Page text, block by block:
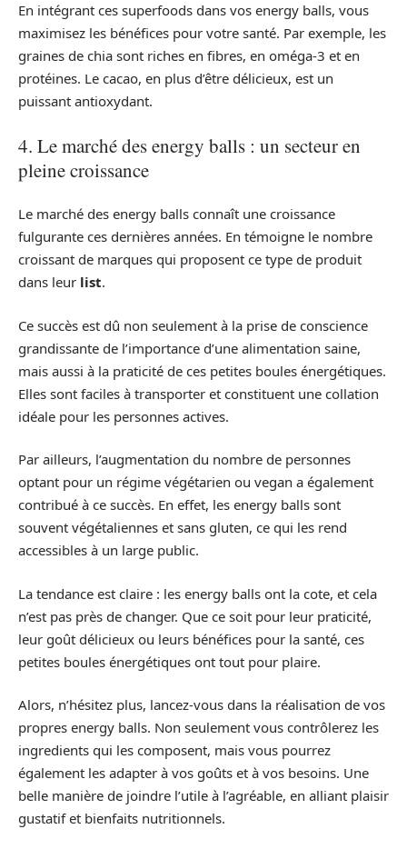
En intégrant ces superfoods dans vos energy balls, vous
maximisez les bénéfices pour votre santé. Par exemple, les
graines de chia sont riches en fibres, en oméga-3 et en
protéines. Le cacao, en plus d’être délicieux, est un
puissant antioxydant.
4. Le marché des energy balls : un secteur en
pleine croissance
Le marché des energy balls connaît une croissance
fulgurante ces dernières années. En témoigne le nombre
croissant de marques qui proposent ce type de produit
dans leur list.
Ce succès est dû non seulement à la prise de conscience
grandissante de l’importance d’une alimentation saine,
mais aussi à la praticité de ces petites boules énergétiques.
Elles sont faciles à transporter et constituent une collation
idéale pour les personnes actives.
Par ailleurs, l’augmentation du nombre de personnes
optant pour un régime végétarien ou vegan a également
contribué à ce succès. En effet, les energy balls sont
souvent végétaliennes et sans gluten, ce qui les rend
accessibles à un large public.
La tendance est claire : les energy balls ont la cote, et cela
n’est pas près de changer. Que ce soit pour leur praticité,
leur goût délicieux ou leurs bénéfices pour la santé, ces
petites boules énergétiques ont tout pour plaire.
Alors, n’hésitez plus, lancez-vous dans la réalisation de vos
propres energy balls. Non seulement vous contrôlerez les
ingredients qui les composent, mais vous pourrez
également les adapter à vos goûts et à vos besoins. Une
belle manière de joindre l’utile à l’agréable, en alliant plaisir
gustatif et bienfaits nutritionnels.